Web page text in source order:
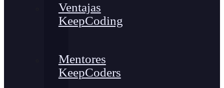
Ventajas
KeepCoding
Mentores
KeepCoders